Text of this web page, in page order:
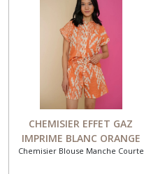
CHEMISIER EFFET GAZ
IMPRIME BLANC ORANGE
GEISHA 43213
Chemisier Blouse Manche Courte